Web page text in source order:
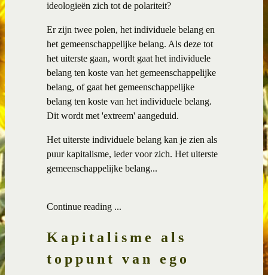
ideologieën zich tot de polariteit?
Er zijn twee polen, het individuele belang en
het gemeenschappelijke belang. Als deze tot
het uiterste gaan, wordt gaat het individuele
belang ten koste van het gemeenschappelijke
belang, of gaat het gemeenschappelijke
belang ten koste van het individuele belang.
Dit wordt met 'extreem' aangeduid.
Het uiterste individuele belang kan je zien als
puur kapitalisme, ieder voor zich. Het uiterste
gemeenschappelijke belang...
Continue reading ...
Kapitalisme als
toppunt van ego